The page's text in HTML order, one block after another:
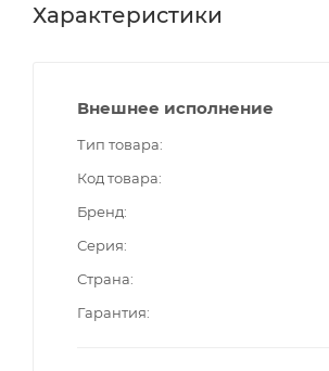
Характеристики
Внешнее исполнение
Тип товара
Код товара
Бренд
Серия
Страна
Гарантия